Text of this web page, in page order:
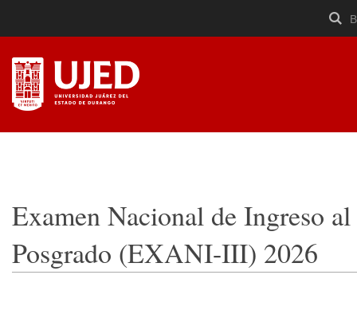
a
contenido
Examen Nacional de Ingreso al
Posgrado (EXANI-III) 2026